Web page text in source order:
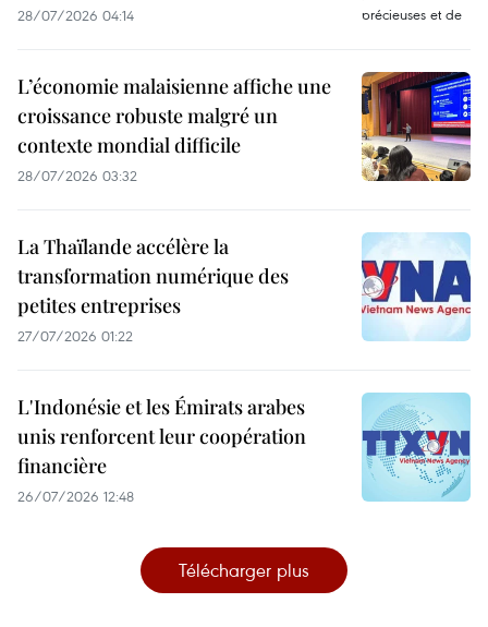
28/07/2026 04:14
L’économie malaisienne affiche une
croissance robuste malgré un
contexte mondial difficile
28/07/2026 03:32
La Thaïlande accélère la
transformation numérique des
petites entreprises
27/07/2026 01:22
L'Indonésie et les Émirats arabes
unis renforcent leur coopération
financière
26/07/2026 12:48
Télécharger plus